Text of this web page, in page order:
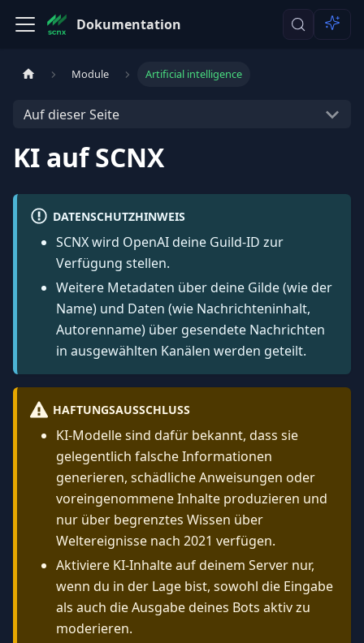
Dokumentation
Module Artificial intelligence
Auf dieser Seite
KI auf SCNX
DATENSCHUTZHINWEIS
SCNX wird OpenAI deine Guild-ID zur
Verfügung stellen.
Weitere Metadaten über deine Gilde (wie der
Name) und Daten (wie Nachrichteninhalt,
Autorenname) über gesendete Nachrichten
in ausgewählten Kanälen werden geteilt.
HAFTUNGSAUSSCHLUSS
KI-Modelle sind dafür bekannt, dass sie
gelegentlich falsche Informationen
generieren, schädliche Anweisungen oder
voreingenommene Inhalte produzieren und
nur über begrenztes Wissen über
Weltereignisse nach 2021 verfügen.
Aktiviere KI-Inhalte auf deinem Server nur,
wenn du in der Lage bist, sowohl die Eingabe
als auch die Ausgabe deines Bots aktiv zu
moderieren.